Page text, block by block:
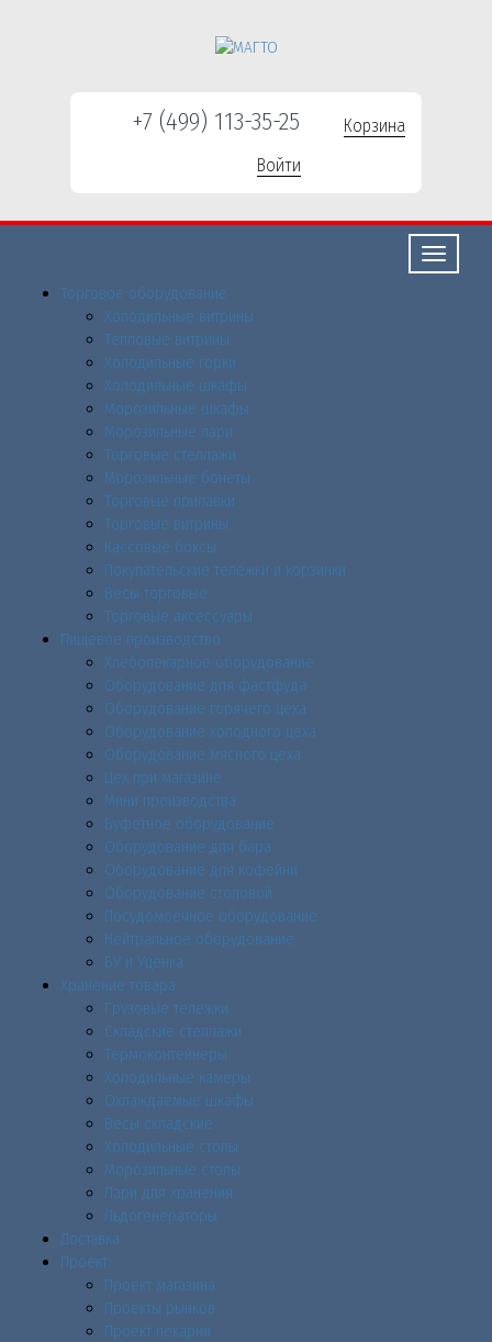
+7 (499) 113-35-25
Корзина
Войти
Свернуть/
Торговое оборудованиe
Холодильные витрины
Тепловые витрины
Холодильные горки
Холодильные шкафы
Морозильные шкафы
Морозильные лари
Торговые стеллажи
Морозильные бонеты
Торговые прилавки
Торговые витрины
Кассовые боксы
Покупательские тележки и корзинки
Весы торговые
Торговые аксессуары
Пищевое производство
Хлебопекарное оборудование
Оборудование для фастфуда
Оборудование горячего цеха
Оборудование холодного цеха
Оборудование мясного цеха
Цех при магазине
Мини производства
Буфетное оборудование
Оборудование для бара
Оборудование для кофейни
Оборудование столовой
Посудомоечное оборудование
Нейтральное оборудование
БУ и Уценка
Хранение товара
Грузовые тележки
Складские стеллажи
Термоконтейнеры
Холодильные камеры
Охлаждаемые шкафы
Весы складские
Холодильные столы
Морозильные столы
Лари для хранения
Льдогенераторы
Доставка
Проект
Проект магазина
Проекты рынков
Проект пекарни